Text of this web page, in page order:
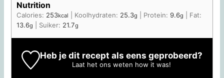
Nutrition
Calories: 253kcal Koolhydraten: 25.3g Protein:9.6g
Fat:
13.6g Suiker: 21.7g
Heb je dit recept als eens geprobeerd?
Laat het ons weten how it was!